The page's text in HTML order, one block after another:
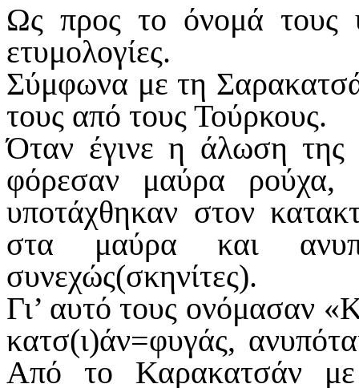
Ως προς το όνομά τους
ετυμολογίες.
Σύμφωνα με τη
τους από τους Τούρκους.
Όταν έγινε η άλωση της
φόρεσαν μαύρα ρούχα,
υποτάχθηκαν στον
στα μαύρα και
συνεχώς(σκηνίτες).
Γι’ αυτό τους ονόμασαν
κατσ(ι)άν=φυγάς,
Από το Καρακατσάν